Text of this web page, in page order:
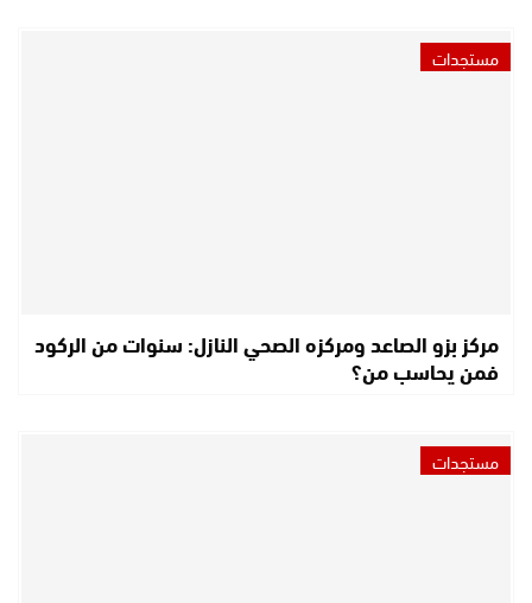
مستجدات
مركز بزو الصاعد ومركزه الصحي النازل: سنوات من الركود
فمن يحاسب من؟
مستجدات